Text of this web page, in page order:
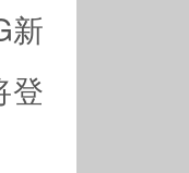
新
登